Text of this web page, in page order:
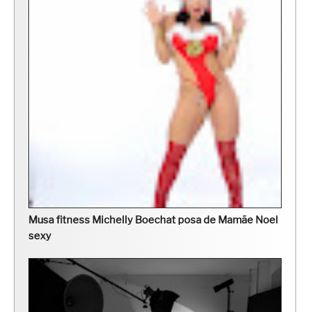
Musa fitness Michelly Boechat posa de Mamãe Noel
sexy